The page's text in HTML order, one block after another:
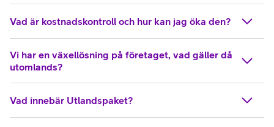
Vad är kostnadskontroll och hur kan jag öka den?
Vi har en växellösning på företaget, vad gäller då
utomlands?
Vad innebär Utlandspaket?